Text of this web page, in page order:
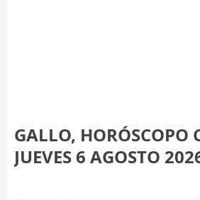
GALLO, HORÓSCOPO
JUEVES 6 AGOSTO